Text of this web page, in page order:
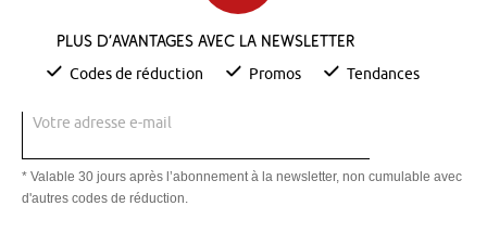
Plus d’avantages avec la newsletter
Codes de réduction Promos Tendances
Votre adresse e-mail
* Valable 30 jours après l’abonnement à la newsletter, non cumulable avec
d'autres codes de réduction.